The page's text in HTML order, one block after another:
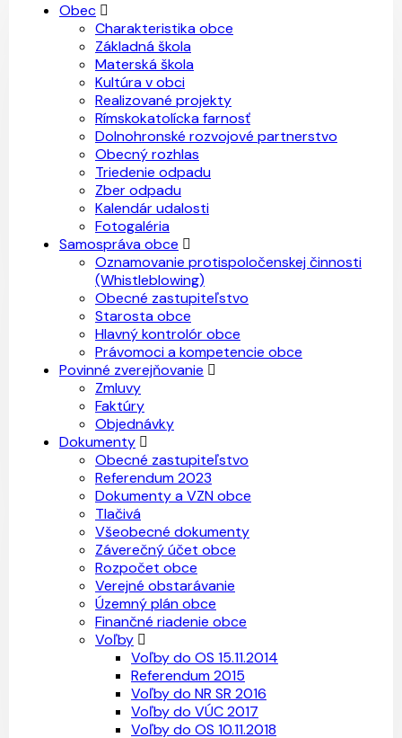
Obec
Charakteristika obce
Základná škola
Materská škola
Kultúra v obci
Realizované projekty
Rímskokatolícka farnosť
Dolnohronské rozvojové partnerstvo
Obecný rozhlas
Triedenie odpadu
Zber odpadu
Kalendár udalosti
Fotogaléria
Samospráva obce
Oznamovanie protispoločenskej činnosti
(Whistleblowing)
Obecné zastupiteľstvo
Starosta obce
Hlavný kontrolór obce
Právomoci a kompetencie obce
Povinné zverejňovanie
Zmluvy
Faktúry
Objednávky
Dokumenty
Obecné zastupiteľstvo
Referendum 2023
Dokumenty a VZN obce
Tlačivá
Všeobecné dokumenty
Záverečný účet obce
Rozpočet obce
Verejné obstarávanie
Územný plán obce
Finančné riadenie obce
Voľby
Voľby do OS 15.11.2014
Referendum 2015
Voľby do NR SR 2016
Voľby do VÚC 2017
Voľby do OS 10.11.2018